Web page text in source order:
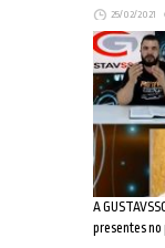
25/02/2021
A
presentes no